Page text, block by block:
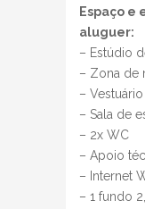
Espaço
aluguer:
– Estúdio
– Zona de
– Vestuário
– Sala de
– 2x WC
– Apoio
– Internet
– 1 fundo